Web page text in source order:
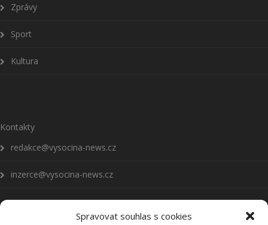
Spravovat souhlas s cookies
Zprávy
Sport
Kultura
Kontakty
redakce@vysocina-news.cz
inzerce@vysocina-news.cz